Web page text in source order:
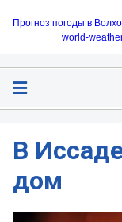
Прогноз погоды в
world-
В
дом